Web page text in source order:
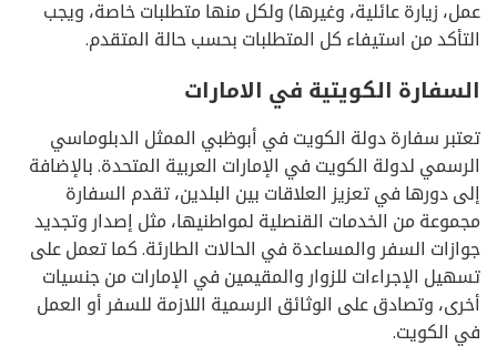
عمل، زيارة عائلية، وغيرها) ولكل منها متطلبات خاصة، ويجب
التأكد من استيفاء كل المتطلبات بحسب حالة المتقدم.
السفارة الكويتية في الامارات
تعتبر سفارة دولة الكويت في أبوظبي الممثل الدبلوماسي
الرسمي لدولة الكويت في الإمارات العربية المتحدة. بالإضافة
إلى دورها في تعزيز العلاقات بين البلدين، تقدم السفارة
مجموعة من الخدمات القنصلية لمواطنيها، مثل إصدار وتجديد
جوازات السفر والمساعدة في الحالات الطارئة. كما تعمل على
تسهيل الإجراءات للزوار والمقيمين في الإمارات من جنسيات
أخرى، وتصادق على الوثائق الرسمية اللازمة للسفر أو العمل
في الكويت.